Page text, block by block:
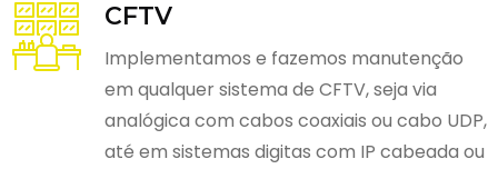
CFTV
Implementamos e fazemos manutenção
em qualquer sistema de CFTV, seja via
analógica com cabos coaxiais ou cabo UDP,
até em sistemas digitas com IP cabeada ou